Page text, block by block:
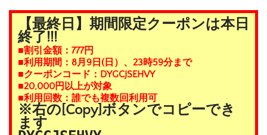
【最終日】期間限定クーポンは本日
終了!!!
■割引金額：777円
■利用期間：8月9日(日）、23時59分まで
■クーポンコード：DYGCJSEHVY
■20,000円以上が対象
■利用回数：誰でも複数回利用可
※右の[Copy]ボタンでコピーでき
ます